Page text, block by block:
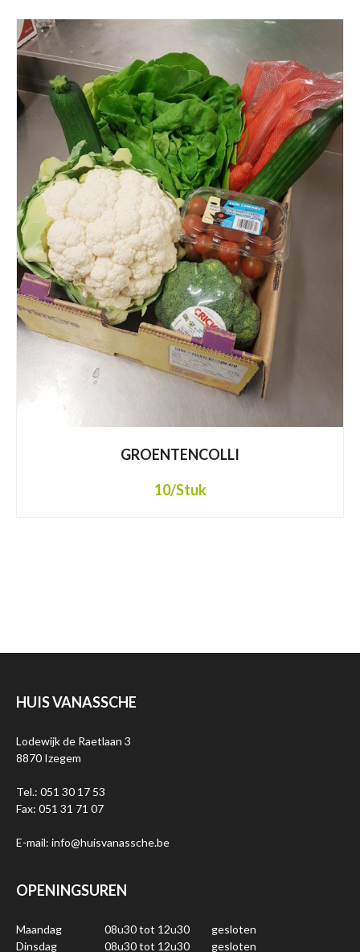
GROENTENCOLLI
10/Stuk
HUIS VANASSCHE
Lodewijk de Raetlaan 3
8870 Izegem
Tel.: 051 30 17 53
Fax: 051 31 71 07
E-mail: info@huisvanassche.be
OPENINGSUREN
Maandag 08u30 tot 12u30
gesloten
Dinsdag
08u30 tot 12u30 gesloten